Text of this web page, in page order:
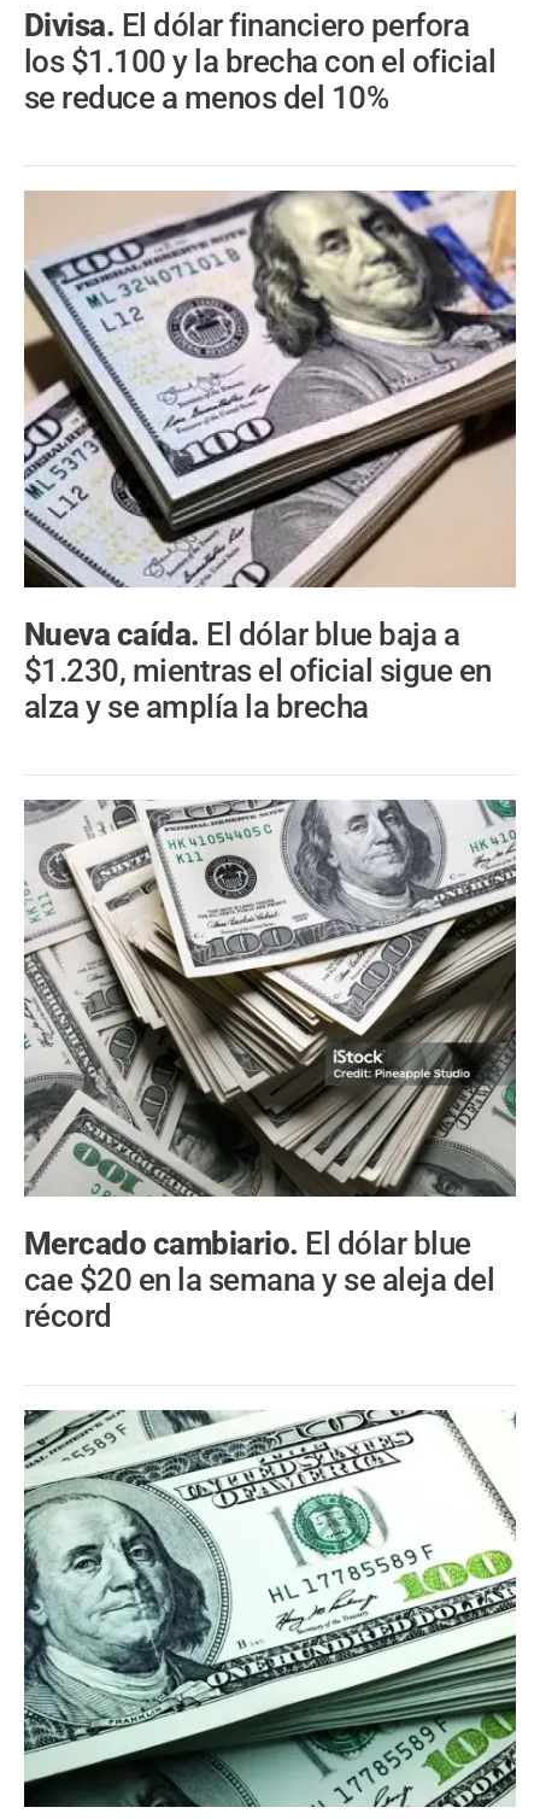
Divisa. El dólar financiero perfora
los $1.100 y la brecha con el oficial
se reduce a menos del 10%
Nueva caída. El dólar blue baja a
$1.230, mientras el oficial sigue en
alza y se amplía la brecha
Mercado cambiario. El dólar blue
cae $20 en la semana y se aleja del
récord